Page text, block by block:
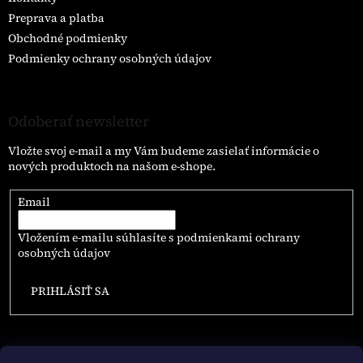
Preprava a platba
Obchodné podmienky
Podmienky ochrany osobných údajov
Odoberať newsletter
Vložte svoj e-mail a my Vám budeme zasielať informácie o
nových produktoch na našom e-shope.
Email
Vložením e-mailu súhlasíte s podmienkami ochrany
osobných údajov
PRIHLÁSIŤ SA